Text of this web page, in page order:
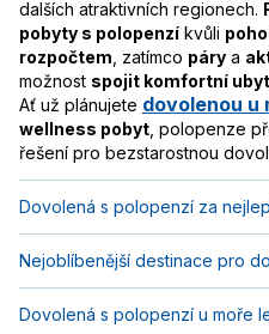
dalších atraktivních regionech.
pobyty s polopenzí kvůli
rozpočtem , zatímco páry a
možnost spojit komfortní
Ať už plánujete dovolenou u
wellness pobyt , polopenze
řešení pro bezstarostnou
Dovolená s polopenzí za
Nejoblíbenější destinace pro
Dovolená s polopenzí u moře